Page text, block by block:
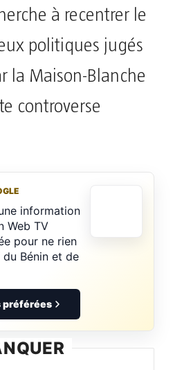
à recentrer le
politiques jugés
la Maison-Blanche
controverse
information
Web TV
pour ne rien
du Bénin et de
préférées